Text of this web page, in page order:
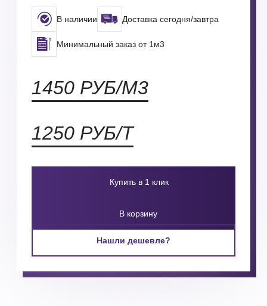
В наличии Доставка сегодня/завтра
Минимальный заказ от 1м3
1450 РУБ/М3
1250 РУБ/Т
Купить в 1 клик
В корзину
Нашли дешевле?